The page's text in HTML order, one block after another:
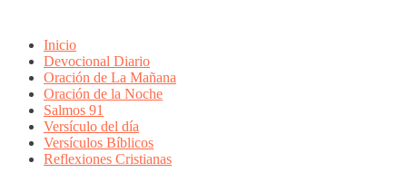
Inicio
Devocional Diario
Oración de La Mañana
Oración de la Noche
Salmos 91
Versículo del día
Versículos Bíblicos
Reflexiones Cristianas